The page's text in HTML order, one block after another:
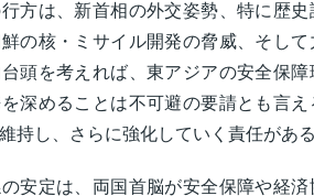
方は、新首相の外交姿勢、特に歴
の核・ミサイル開発の脅威、そし
頭を考えれば、東アジアの安全保障
深めることは不可避の要請とも言
持し、さらに強化していく責任がある
安定は、両国首脳が安全保障や経済